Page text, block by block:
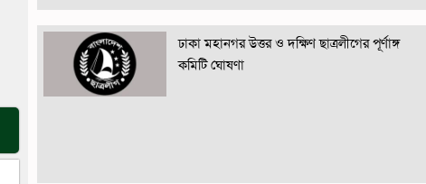
ঢাকা মহানগর উত্তর ও দক্ষিণ ছাত্রলীগের পূর্ণাঙ্গ
কমিটি ঘোষণা